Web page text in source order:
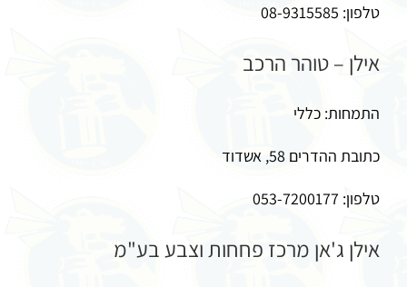
טלפון: 08-9315585
אילן – טוהר הרכב
התמחות: כללי
כתובת ההדרים 58, אשדוד
טלפון: 053-7200177
אילן ג'אן מרכז פחחות וצבע בע"מ